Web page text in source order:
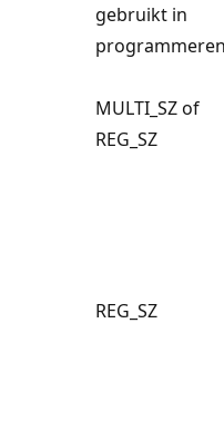
gebruikt in
MULTI_SZ of
REG_SZ
REG_SZ